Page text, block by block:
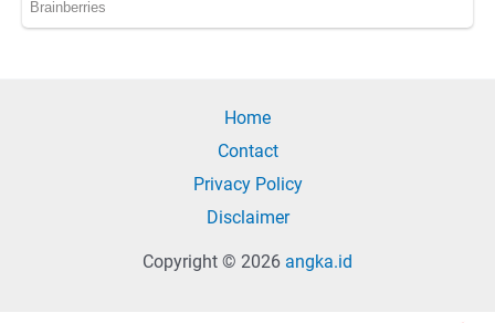
Home
Contact
Privacy Policy
Disclaimer
Copyright © 2026 angka.id